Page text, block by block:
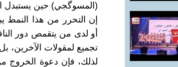
(المسوگجي) حين يستبدل
إن التحرر من هذا النمط
أو لدى من يتقمص دور
تجميع لمقولات الآخرين،
لذلك، فإن دعوة الخروج